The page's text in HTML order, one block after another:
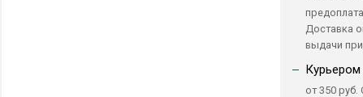
Доставка
выдачи
Курьером
от 350 руб.